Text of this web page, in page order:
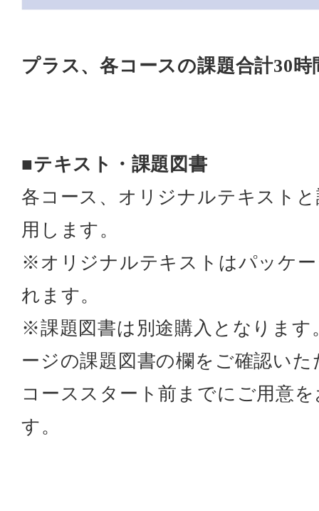
プラス、各コースの課題合計30時
■テキスト・課題図書
各コース、オリジナルテキスト
用します。
※オリジナルテキストはパッケ
れます。
※課題図書は別途購入となります
ージの課題図書の欄をご確認い
コーススタート前までにご用意
す。